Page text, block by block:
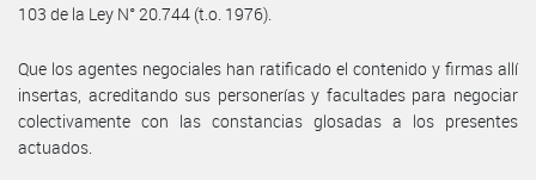
103 de la Ley N° 20.744 (t.o. 1976).
Que los agentes negociales han ratificado el contenido y firmas allí
insertas, acreditando sus personerías y facultades para negociar
colectivamente con las constancias glosadas a los presentes
actuados.